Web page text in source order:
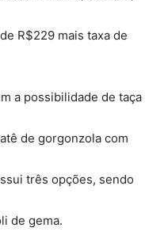
R$229 mais taxa de
a possibilidade de taça
de gorgonzola com
três opções, sendo
de gema.